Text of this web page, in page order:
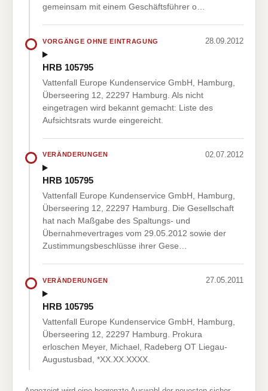
gemeinsam mit einem Geschäftsführer o…
VORGÄNGE OHNE EINTRAGUNG 28.09.2012
HRB 105795
Vattenfall Europe Kundenservice GmbH, Hamburg,
Überseering 12, 22297 Hamburg. Als nicht
eingetragen wird bekannt gemacht: Liste des
Aufsichtsrats wurde eingereicht.
VERÄNDERUNGEN 02.07.2012
HRB 105795
Vattenfall Europe Kundenservice GmbH, Hamburg,
Überseering 12, 22297 Hamburg. Die Gesellschaft
hat nach Maßgabe des Spaltungs- und
Übernahmevertrages vom 29.05.2012 sowie der
Zustimmungsbeschlüsse ihrer Gese…
VERÄNDERUNGEN 27.05.2011
HRB 105795
Vattenfall Europe Kundenservice GmbH, Hamburg,
Überseering 12, 22297 Hamburg. Prokura
erloschen Meyer, Michael, Radeberg OT Liegau-
Augustusbad, *XX.XX.XXXX.